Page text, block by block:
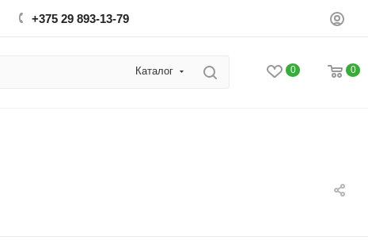
+375 29 893-13-79
Каталог 0 0